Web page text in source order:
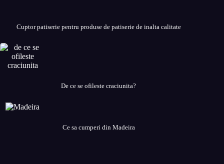
Cuptor patiserie pentru produse de patiserie de inalta calitate
De ce se ofileste craciunita?
Ce sa cumperi din Madeira